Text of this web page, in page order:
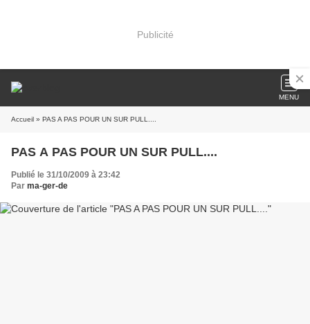
Publicité
MENU
Accueil » PAS A PAS POUR UN SUR PULL....
PAS A PAS POUR UN SUR PULL....
Publié le 31/10/2009 à 23:42
Par ma-ger-de